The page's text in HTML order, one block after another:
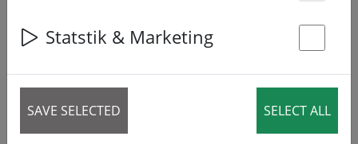
Statstik & Marketing
SAVE SELECTED SELECT ALL